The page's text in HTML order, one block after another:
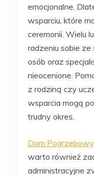
emocjonalne.
wsparciu, które
ceremonii. Wielu
radzeniu sobie
osób oraz
nieocenione.
z rodziną czy
wsparcia mogą
trudny okres.
Dom
warto również
administracyjne